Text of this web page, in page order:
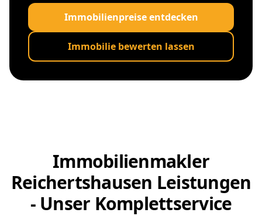
Immobilienpreise entdecken
Immobilie bewerten lassen
Immobilienmakler
Reichertshausen Leistungen
- Unser Komplettservice